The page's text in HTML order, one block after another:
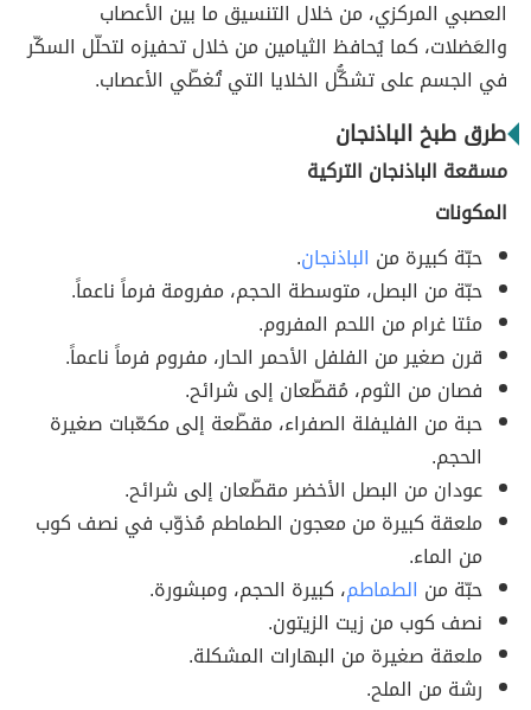
العصبي المركزي، من خلال التنسيق ما بين الأعصاب
والعَضلات، كما يُحافظ الثيامين من خلال تحفيزه لتحلّل السكّر
في الجسم على تشكُّل الخلايا التي تُغطّي الأعصاب.
طرق طبخ الباذنجان
مسقعة الباذنجان التركية
المكونات
حبّة كبيرة من الباذنجان.
حبّة من البصل، متوسطة الحجم، مفرومة فرماً ناعماً.
مئتا غرام من اللحم المفروم.
قرن صغير من الفلفل الأحمر الحار، مفروم فرماً ناعماً.
فصان من الثوم، مُقطّعان إلى شرائح.
حبة من الفليفلة الصفراء، مقطّعة إلى مكعّبات صغيرة
الحجم.
عودان من البصل الأخضر مقطّعان إلى شرائح.
ملعقة كبيرة من معجون الطماطم مُذوّب في نصف كوب
من الماء.
حبّة من الطماطم، كبيرة الحجم، ومبشورة.
نصف كوب من زيت الزيتون.
ملعقة صغيرة من البهارات المشكلة.
رشة من الملح.